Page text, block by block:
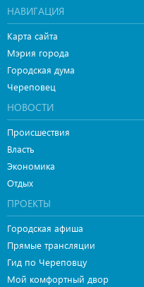
НАВИГАЦИЯ
Карта сайта
Мэрия города
Городская дума
Череповец
НОВОСТИ
Происшествия
Власть
Экономика
Отдых
ПРОЕКТЫ
Городская афиша
Прямые трансляции
Гид по Череповцу
Мой комфортный двор